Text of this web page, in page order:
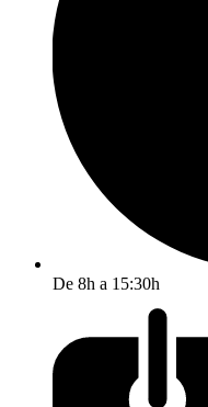
De 8h a 15:30h